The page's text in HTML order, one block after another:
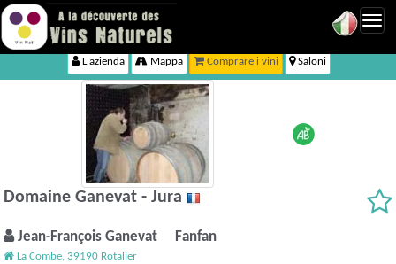
L'azienda Mappa Comprare i vini Saloni
Domaine Ganevat - Jura
Jean-François Ganevat Fanfan
La Combe, 39190 Rotalier